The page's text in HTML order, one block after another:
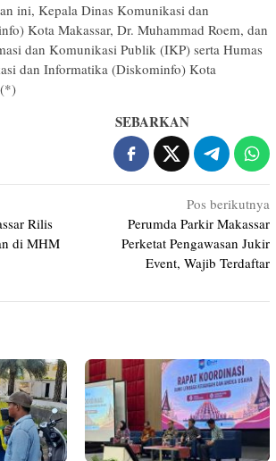
ini, Kepala Dinas Komunikasi dan
Kota Makassar, Dr. Muhammad Roem, dan
dan Komunikasi Publik (IKP) serta Humas
dan Informatika (Diskominfo) Kota
SEBARKAN
Rilis
di MHM
Pos berikutnya
Perumda Parkir Makassar
Perketat Pengawasan Jukir
Event, Wajib Terdaftar